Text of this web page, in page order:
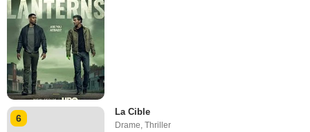
6
La Cible
Drame,Thriller